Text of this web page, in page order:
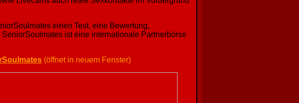
einen Test, eine Bewertung,
ist eine internationale Partnerbörse
(öffnet in neuem Fenster)